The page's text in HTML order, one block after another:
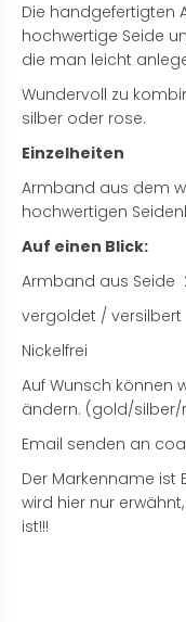
Die handgefertigten
hochwertige Seide
die man leicht
Wundervoll zu
silber oder rose.
Einzelheiten
Armband aus dem
hochwertigen
Auf einen Blick:
Armband aus Seide
vergoldet / versilbert
Nickelfrei
Auf Wunsch können
ändern. (gold/silber/
Email senden an
Der Markenname ist
wird hier nur
ist!!!